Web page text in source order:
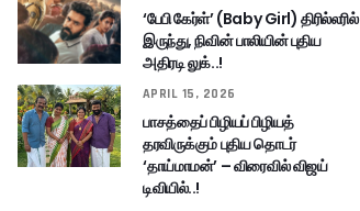
‘பேபி கேர்ள்’ (Baby Girl) திரில்லரில்
இருந்து, நிவின் பாலியின் புதிய
அதிரடி லுக்..!
APRIL 15, 2026
பாசத்தைப் பிழியப் பிழியத்
தரவிருக்கும் புதிய தொடர்
‘தாய்மாமன்’ – விரைவில் விஜய்
டிவியில்..!